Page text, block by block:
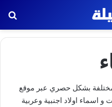
بشكل حصري عبر موقع
و اسماء اولاد اجنبية وعربية